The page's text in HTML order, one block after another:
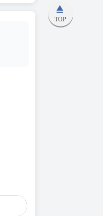
TOP